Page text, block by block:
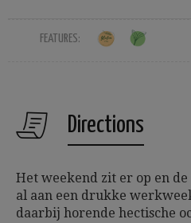
FEATURES:
Directions
Het weekend zit er op en
al aan een drukke
daarbij horende hectische